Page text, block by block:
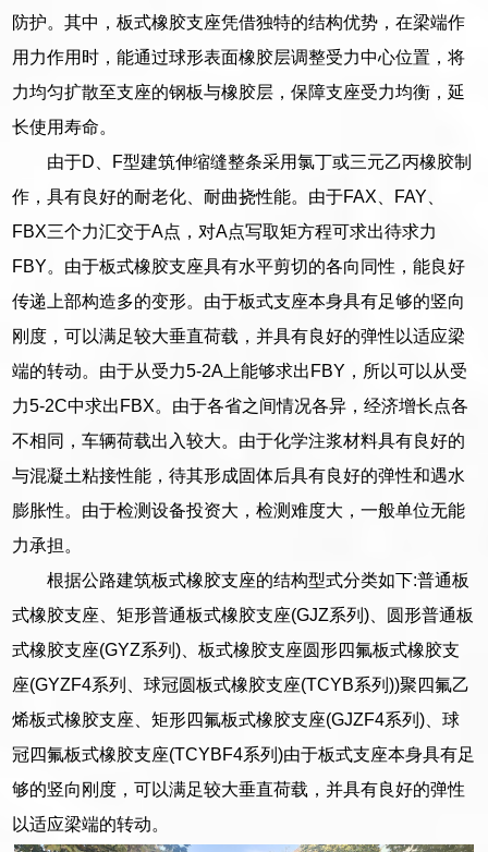
防护。其中，板式橡胶支座凭借独特的结构优势，在梁端作
用力作用时，能通过球形表面橡胶层调整受力中心位置，将
力均匀扩散至支座的钢板与橡胶层，保障支座受力均衡，延
长使用寿命。
由于D、F型建筑伸缩缝整条采用氯丁或三元乙丙橡胶制
作，具有良好的耐老化、耐曲挠性能。由于FAX、FAY、
FBX三个力汇交于A点，对A点写取矩方程可求出待求力
FBY。由于板式橡胶支座具有水平剪切的各向同性，能良好
传递上部构造多的变形。由于板式支座本身具有足够的竖向
刚度，可以满足较大垂直荷载，并具有良好的弹性以适应梁
端的转动。由于从受力5-2A上能够求出FBY，所以可以从受
力5-2C中求出FBX。由于各省之间情况各异，经济增长点各
不相同，车辆荷载出入较大。由于化学注浆材料具有良好的
与混凝土粘接性能，待其形成固体后具有良好的弹性和遇水
膨胀性。由于检测设备投资大，检测难度大，一般单位无能
力承担。
根据公路建筑板式橡胶支座的结构型式分类如下:普通板
式橡胶支座、矩形普通板式橡胶支座(GJZ系列)、圆形普通板
式橡胶支座(GYZ系列)、板式橡胶支座圆形四氟板式橡胶支
座(GYZF4系列、球冠圆板式橡胶支座(TCYB系列))聚四氟乙
烯板式橡胶支座、矩形四氟板式橡胶支座(GJZF4系列)、球
冠四氟板式橡胶支座(TCYBF4系列)由于板式支座本身具有足
够的竖向刚度，可以满足较大垂直荷载，并具有良好的弹性
以适应梁端的转动。